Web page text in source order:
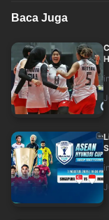
Baca Juga